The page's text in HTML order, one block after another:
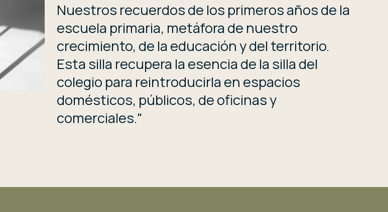
Nuestros recuerdos de los primeros años de la
escuela primaria, metáfora de nuestro
crecimiento, de la educación y del territorio.
Esta silla recupera la esencia de la silla del
colegio para reintroducirla en espacios
domésticos, públicos, de oficinas y
comerciales."